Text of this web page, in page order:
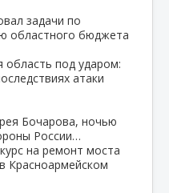
задачи по
областного бюджета
область под ударом:
атаки
Бочарова, ночью
России…
на ремонт моста
Красноармейском